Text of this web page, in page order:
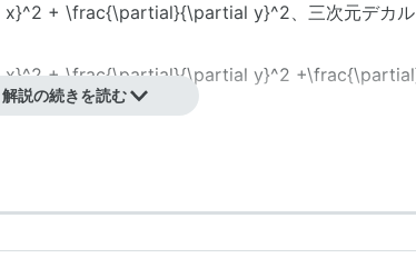
、三次元デカル
解説の続きを読む